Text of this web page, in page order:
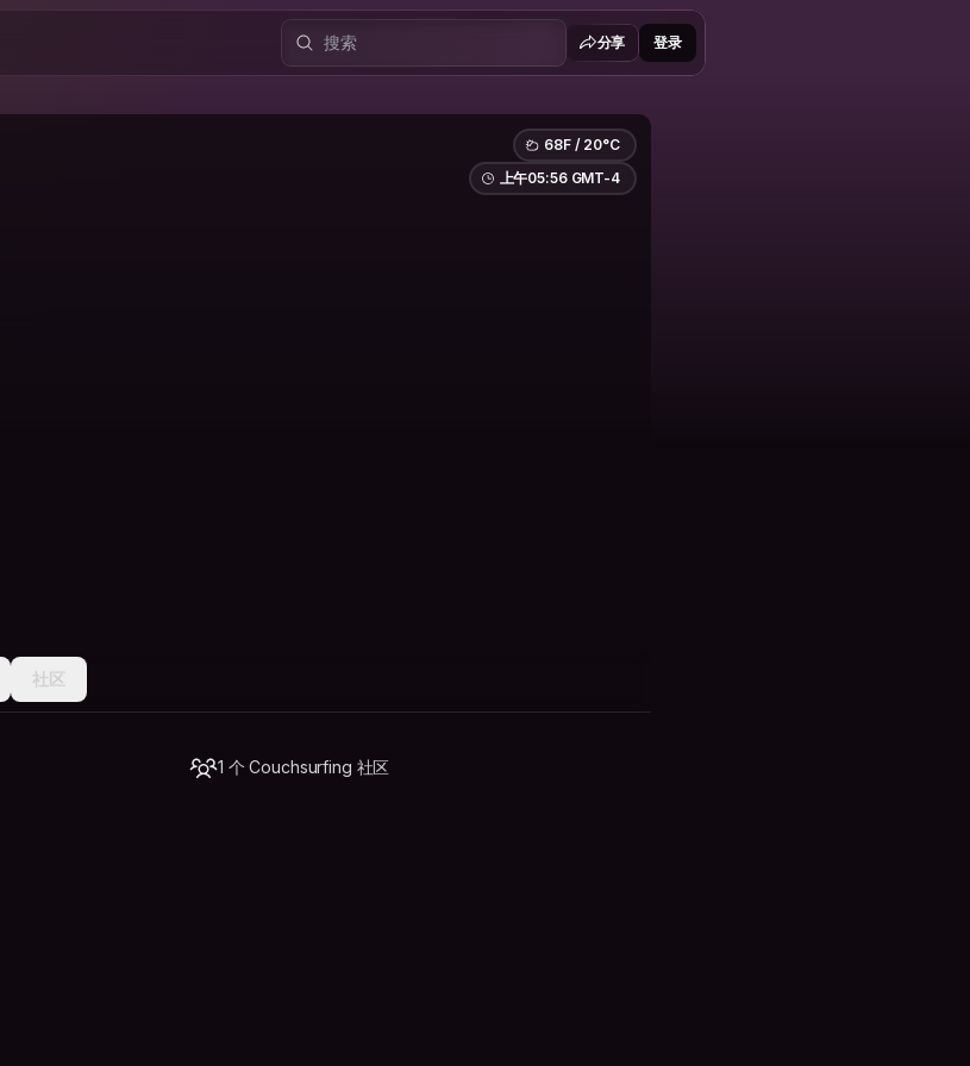
分享 登录
68F / 20°C
上午05:56 GMT-4
社区
1 个 Couchsurfing 社区